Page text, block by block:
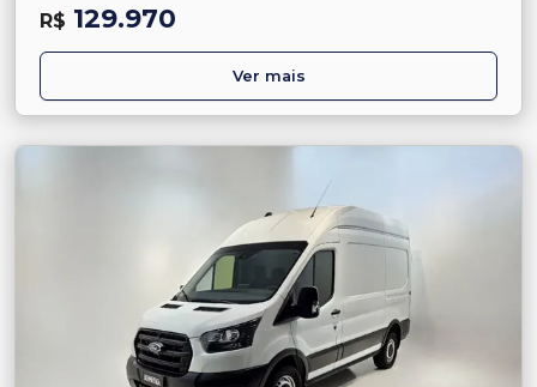
R$ 129.970
Ver mais